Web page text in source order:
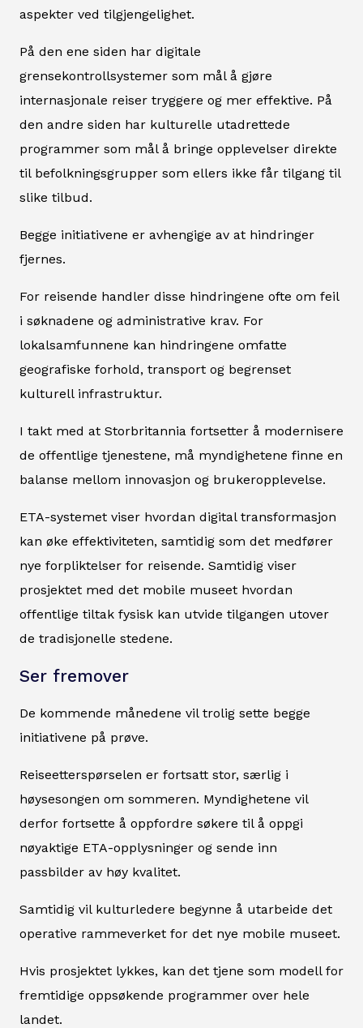
aspekter ved tilgjengelighet.
På den ene siden har digitale
grensekontrollsystemer som mål å gjøre
internasjonale reiser tryggere og mer effektive. På
den andre siden har kulturelle utadrettede
programmer som mål å bringe opplevelser direkte
til befolkningsgrupper som ellers ikke får tilgang til
slike tilbud.
Begge initiativene er avhengige av at hindringer
fjernes.
For reisende handler disse hindringene ofte om feil
i søknadene og administrative krav. For
lokalsamfunnene kan hindringene omfatte
geografiske forhold, transport og begrenset
kulturell infrastruktur.
I takt med at Storbritannia fortsetter å modernisere
de offentlige tjenestene, må myndighetene finne en
balanse mellom innovasjon og brukeropplevelse.
ETA-systemet viser hvordan digital transformasjon
kan øke effektiviteten, samtidig som det medfører
nye forpliktelser for reisende. Samtidig viser
prosjektet med det mobile museet hvordan
offentlige tiltak fysisk kan utvide tilgangen utover
de tradisjonelle stedene.
Ser fremover
De kommende månedene vil trolig sette begge
initiativene på prøve.
Reiseetterspørselen er fortsatt stor, særlig i
høysesongen om sommeren. Myndighetene vil
derfor fortsette å oppfordre søkere til å oppgi
nøyaktige ETA-opplysninger og sende inn
passbilder av høy kvalitet.
Samtidig vil kulturledere begynne å utarbeide det
operative rammeverket for det nye mobile museet.
Hvis prosjektet lykkes, kan det tjene som modell for
fremtidige oppsøkende programmer over hele
landet.